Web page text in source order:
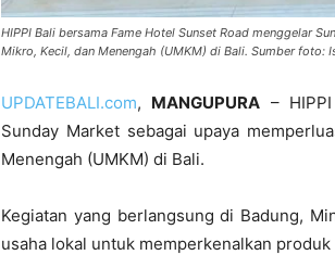
HIPPI Bali bersama Fame Hotel Sunset Road menggelar
Mikro, Kecil, dan Menengah (UMKM) di Bali. Sumber foto:
UPDATEBALI.com, MANGUPURA –
Sunday Market sebagai upaya
Menengah (UMKM) di Bali.
Kegiatan yang berlangsung di Badung,
usaha lokal untuk memperkenalkan